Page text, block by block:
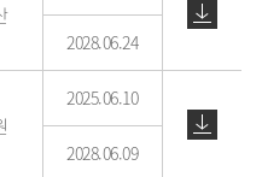
2028.06.24
2025.06.10
2028.06.09